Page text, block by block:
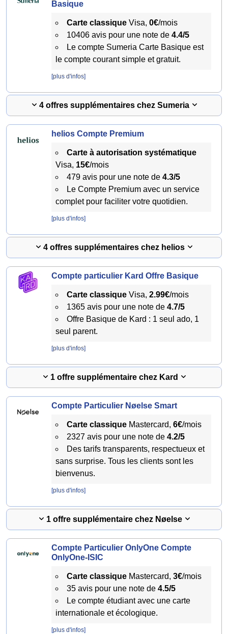
Basique
Carte classiqueVisa, 0€/mois
10406 avis pour une note de 4.4/5
Le compte Sumeria Carte Basique est
le compte courant simple et gratuit.
[plus d'infos]
4 offres supplémentaires chez Sumeria
helios Compte Premium
Carte à autorisation systématique
Visa, 15€/mois
479 avis pour une note de 4.3/5
Le Compte Premium avec un service
complet pour faciliter votre quotidien.
[plus d'infos]
4 offres supplémentaires chez helios
Compte particulier Kard Offre Basique
Carte classiqueVisa, 2.99€/mois
1365 avis pour une note de 4.7/5
Offre Basique de Kard : 1 seul ado, 1
seul parent.
[plus d'infos]
1 offre supplémentaire chez Kard
Compte Particulier Nøelse Smart
Carte classiqueMastercard, 6€/mois
2327 avis pour une note de 4.2/5
Des tarifs transparents, respectueux et
sans surprise. Tous les clients sont les
bienvenus.
[plus d'infos]
1 offre supplémentaire chez Nøelse
Compte Particulier OnlyOne Compte
OnlyOne-ISIC
Carte classiqueMastercard, 3€/mois
35 avis pour une note de 4.5/5
Le compte étudiant avec une carte
internationale et écologique.
[plus d'infos]